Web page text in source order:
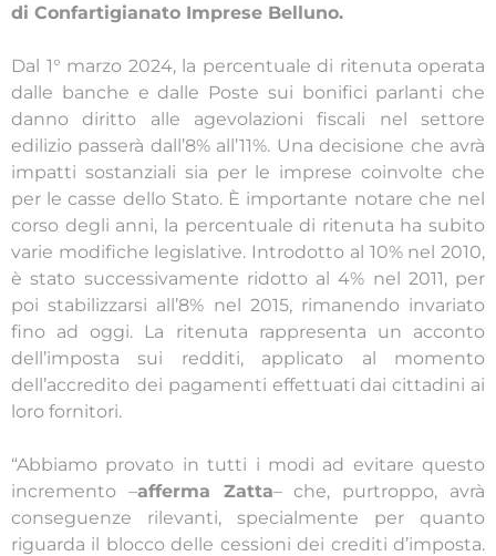
di Confartigianato Imprese Belluno.
Dal 1° marzo 2024, la percentuale di ritenuta operata
dalle banche e dalle Poste sui bonifici parlanti che
danno diritto alle agevolazioni fiscali nel settore
edilizio passerà dall’8% all’11%. Una decisione che avrà
impatti sostanziali sia per le imprese coinvolte che
per le casse dello Stato. È importante notare che nel
corso degli anni, la percentuale di ritenuta ha subito
varie modifiche legislative. Introdotto al 10% nel 2010,
è stato successivamente ridotto al 4% nel 2011, per
poi stabilizzarsi all’8% nel 2015, rimanendo invariato
fino ad oggi. La ritenuta rappresenta un acconto
dell’imposta sui redditi, applicato al momento
dell’accredito dei pagamenti effettuati dai cittadini ai
loro fornitori.
“Abbiamo provato in tutti i modi ad evitare questo
incremento –afferma Zatta– che, purtroppo, avrà
conseguenze rilevanti, specialmente per quanto
riguarda il blocco delle cessioni dei crediti d’imposta.